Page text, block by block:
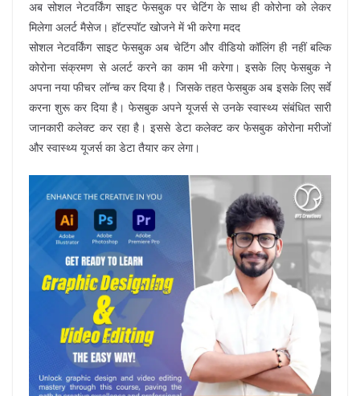
अब सोशल नेटवर्किंग साइट फेसबुक पर चेटिंग के साथ ही कोरोना को लेकर
मिलेगा अलर्ट मैसेज। हॉटस्पॉट खोजने में भी करेगा मदद
सोशल नेटवर्किंग साइट फेसबुक अब चेटिंग और वीडियो कॉलिंग ही नहीं बल्कि
कोरोना संक्रमण से अलर्ट करने का काम भी करेगा। इसके लिए फेसबुक ने
अपना नया फीचर लॉन्च कर दिया है। जिसके तहत फेसबुक अब इसके लिए सर्वे
करना शुरू कर दिया है। फेसबुक अपने यूजर्स से उनके स्वास्थ्य संबंधित सारी
जानकारी कलेक्ट कर रहा है। इससे डेटा कलेक्ट कर फेसबुक कोरोना मरीजों
और स्वास्थ्य यूजर्स का डेटा तैयार कर लेगा।